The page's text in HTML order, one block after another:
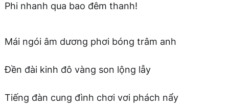
Phi nhanh qua bao đêm thanh!
Mái ngói âm dương phơi bóng trâm anh
Đền đài kinh đô vàng son lộng lẫy
Tiếng đàn cung đình chơi vơi phách nẩy